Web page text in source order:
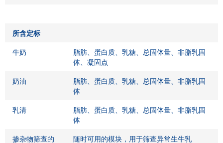
所含定标
牛奶
脂肪、蛋白质、乳糖、总固体量、非脂乳固
体、凝固点
奶油
脂肪、蛋白质、乳糖、总固体量、非脂乳固
体
乳清
脂肪、蛋白质、乳糖、总固体量、非脂乳固
体
掺杂物筛查的
随时可用的模块，用于筛查异常生牛乳